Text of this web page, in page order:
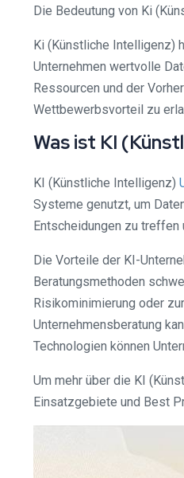
Die Bedeutung von Ki
Ki (Künstliche Intelligenz)
Unternehmen wertvolle
Ressourcen und der
Wettbewerbsvorteil zu
Was ist KI
KI (Künstliche Intelligenz)
Systeme genutzt, um
Entscheidungen zu
Die Vorteile der KI-
Beratungsmethoden
Risikominimierung oder
Unternehmensberatung
Technologien können
Um mehr über die KI
Einsatzgebiete und Best